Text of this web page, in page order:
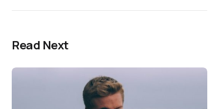
Read Next